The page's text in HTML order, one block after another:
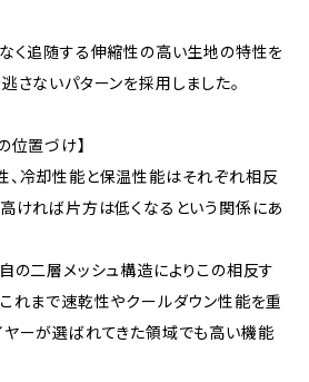
く追随する伸縮性の高い生地の特性を
さないパターンを採用しました。
位置づけ】
、冷却性能と保温性能はそれぞれ相反
ければ片方は低くなるという関係にあ
二層メッシュ構造によりこの相反す
れまで速乾性やクールダウン性能を重
ーが選ばれてきた領域でも高い機能